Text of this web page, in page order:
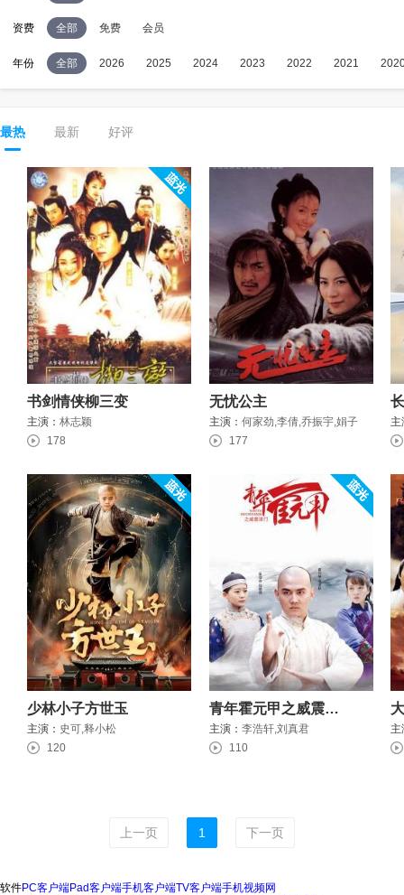
资费 全部 免费 会员
年份 全部 2026 2025 2024 2023 2022 2021
最热 最新 好评
书剑情侠柳三变
主演： 林志颖
178
无忧公主
主演： 何家劲,李倩,乔振宇,娟子
177
主
少林小子方世玉
主演： 史可,释小松
120
青年霍元甲之威震津门全集版
主演： 李浩轩,刘真君
110
主
上一页 1 下一页
软件PC客户端Pad客户端手机客户端TV客户端手机视频网